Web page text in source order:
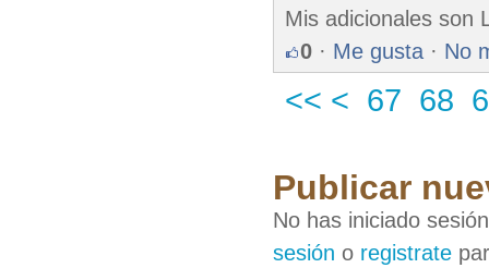
Mis adicionales son
0 · Me gusta · No
<< < 67 68
Publicar
No has iniciado
sesión o registrate